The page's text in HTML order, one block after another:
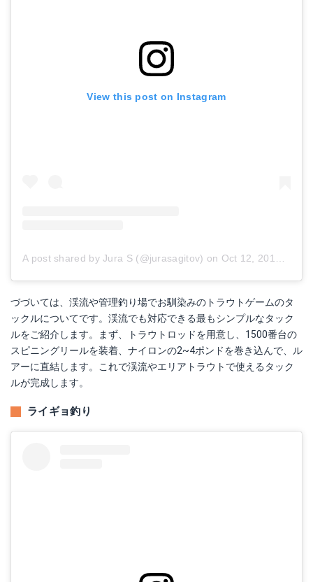
View this post on Instagram
A post shared by Jura S (@jurasagitov) on Oct 12, 2018 at 9:30am PDT
づづいては、渓流や管理釣り場でお馴染みのトラウトゲームのタ
ックルについてです。渓流でも対応できる最もシンプルなタック
ルをご紹介します。まず、トラウトロッドを用意し、1500番台の
スピニングリールを装着、ナイロンの2~4ポンドを巻き込んで、ル
アーに直結します。これで渓流やエリアトラウトで使えるタック
ルが完成します。
ライギョ釣り